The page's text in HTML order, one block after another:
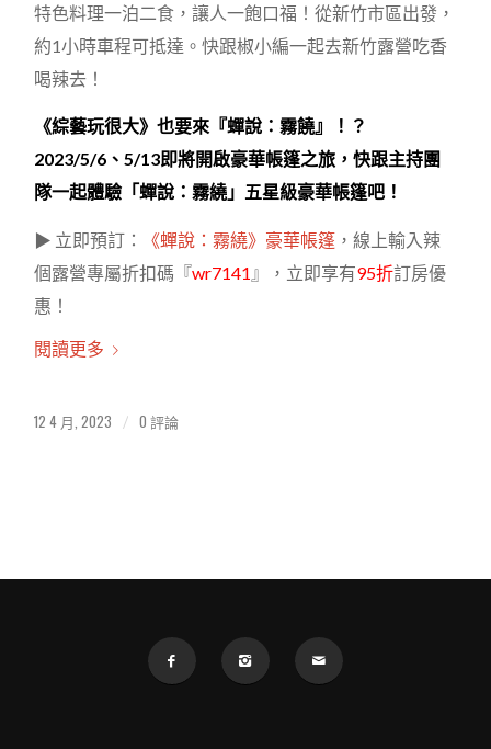
特色料理一泊二食，讓人一飽口福！從新竹市區出發，
約1小時車程可抵達。快跟椒小編一起去新竹露營吃香
喝辣去！
《綜藝玩很大》也要來『蟬說：霧饒』！？
2023/5/6、5/13即將開啟豪華帳篷之旅，快跟主持團
隊一起體驗「蟬說：霧繞」五星級豪華帳篷吧！
▶ 立即預訂： 《蟬說：霧繞》豪華帳篷 ，線上輸入辣
個露營專屬折扣碼『wr7141 』，立即享有95折訂房優
惠！
閱讀更多
12 4 月, 2023 / 0 評論